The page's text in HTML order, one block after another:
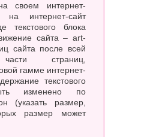
своем интернет-
на интернет-сайт
текстового блока
сайта – art-
сайта после всей
части страниц,
гамме интернет-
текстового
изменено по
(указать размер,
размер может